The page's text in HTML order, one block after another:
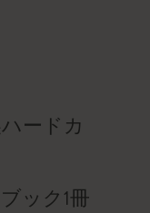
ードカ
ック1冊